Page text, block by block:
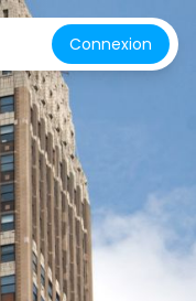
Connexion